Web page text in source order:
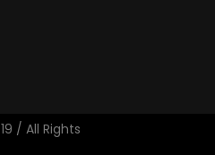
/ All Rights